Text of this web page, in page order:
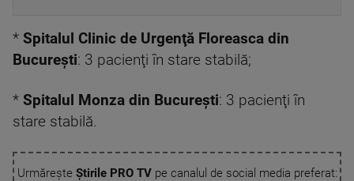
* Spitalul Clinic de Urgenţă Floreasca din
Bucureşti: 3 pacienţi în stare stabilă;
* Spitalul Monza din Bucureşti: 3 pacienţi în
stare stabilă.
Urmărește Știrile PRO TVpe canalul de social media preferat: